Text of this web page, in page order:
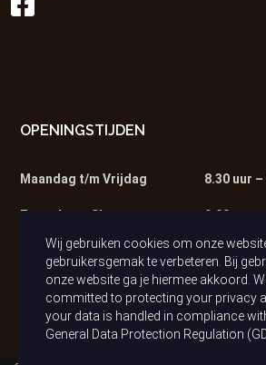
OPENINGSTIJDEN
Maandag t/m Vrijdag 8.30 uur
Zaterdag – Showroom 9.00 uur –
Zaterdag – Werkplaats 9.00 uur –
Wij gebruiken cookies om onze
gebruikersgemak te verbeteren. Bij
onze website ga je hiermee akkoord.
committed to protecting your privacy
your data is handled in compliance
General Data Protection Regulation